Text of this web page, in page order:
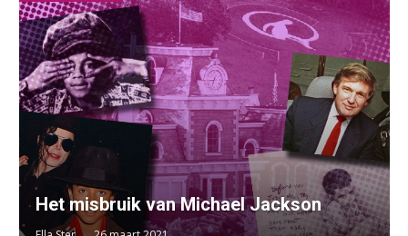
Het misbruik van Michael Jackson